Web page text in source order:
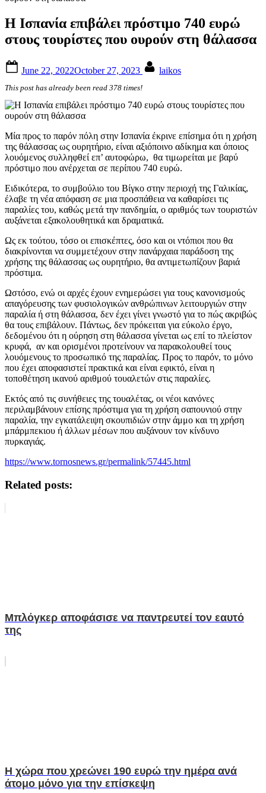
Η Ισπανία επιβάλει πρόστιμο 740 ευρώ
στους τουρίστες που ουρούν στη θάλασσα
on
June 22, 2022October 27, 2023 laikos
This post has already been read 378 times!
Μία προς το παρόν πόλη στην Ισπανία έκρινε επίσημα ότι η χρήση
της θάλασσας ως ουρητήριο, είναι αξιόποινο αδίκημα και όποιος
λουόμενος συλληφθεί επ’ αυτοφώρω, θα τιμωρείται με βαρύ
πρόστιμο που ανέρχεται σε περίπου 740 ευρώ.
Ειδικότερα, το συμβούλιο του Βίγκο στην περιοχή της Γαλικίας,
έλαβε τη νέα απόφαση σε μια προσπάθεια να καθαρίσει τις
παραλίες του, καθώς μετά την πανδημία, ο αριθμός των τουριστών
αυξάνεται εξακολουθητικά και δραματικά.
Ως εκ τούτου, τόσο οι επισκέπτες, όσο και οι ντόπιοι που θα
διακρίνονται να συμμετέχουν στην πανάρχαια παράδοση της
χρήσης της θάλασσας ως ουρητήριο, θα αντιμετωπίζουν βαριά
πρόστιμα.
Ωστόσο, ενώ οι αρχές έχουν ενημερώσει για τους κανονισμούς
απαγόρευσης των φυσιολογικών ανθρώπινων λειτουργιών στην
παραλία ή στη θάλασσα, δεν έχει γίνει γνωστό για το πώς ακριβώς
θα τους επιβάλουν. Πάντως, δεν πρόκειται για εύκολο έργο,
δεδομένου ότι η ούρηση στη θάλασσα γίνεται ως επί το πλείστον
κρυφά, αν και ορισμένοι προτείνουν να παρακολουθεί τους
λουόμενους το προσωπικό της παραλίας. Προς το παρόν, το μόνο
που έχει αποφασιστεί πρακτικά και είναι εφικτό, είναι η
τοποθέτηση ικανού αριθμού τουαλετών στις παραλίες.
Εκτός από τις συνήθειες της τουαλέτας, οι νέοι κανόνες
περιλαμβάνουν επίσης πρόστιμα για τη χρήση σαπουνιού στην
παραλία, την εγκατάλειψη σκουπιδιών στην άμμο και τη χρήση
μπάρμπεκιου ή άλλων μέσων που αυξάνουν τον κίνδυνο
πυρκαγιάς.
https://www.tornosnews.gr/permalink/57445.html
Related posts:
Μπλόγκερ αποφάσισε να παντρευτεί τον εαυτό
της
Η χώρα που χρεώνει 190 ευρώ την ημέρα ανά
άτομο μόνο για την επίσκεψη